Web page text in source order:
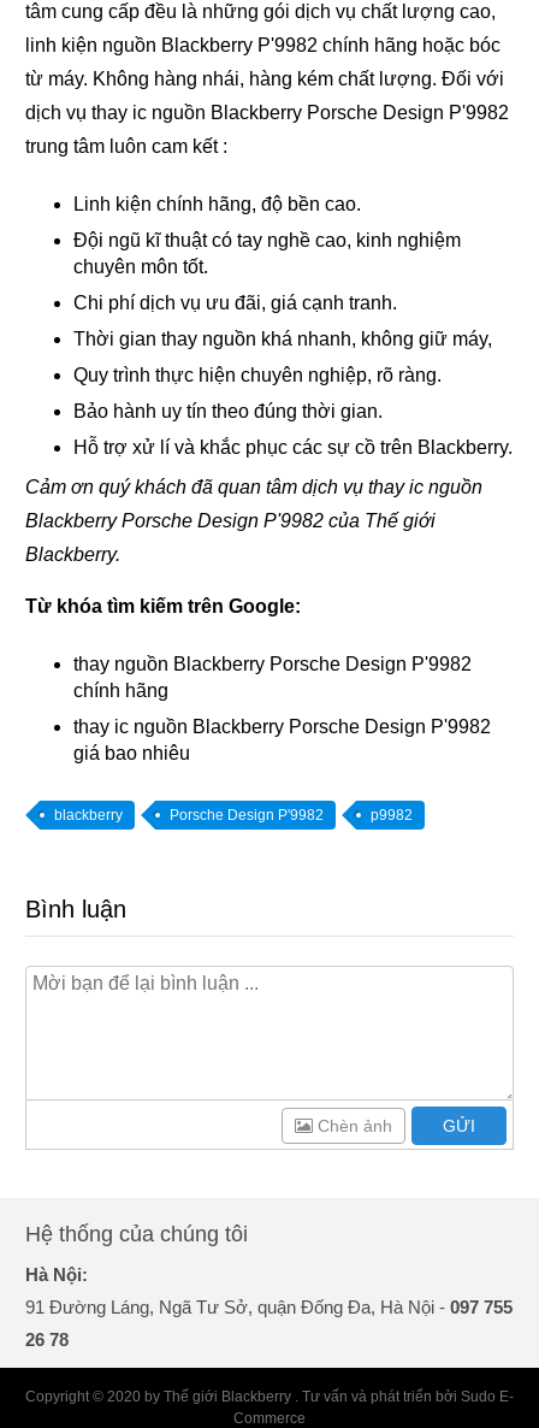
tâm cung cấp đều là những gói dịch vụ chất lượng cao,
linh kiện nguồn Blackberry P'9982 chính hãng hoặc bóc
từ máy. Không hàng nhái, hàng kém chất lượng. Đối với
dịch vụ thay ic nguồn Blackberry Porsche Design P'9982
trung tâm luôn cam kết :
Linh kiện chính hãng, độ bền cao.
Đội ngũ kĩ thuật có tay nghề cao, kinh nghiệm
chuyên môn tốt.
Chi phí dịch vụ ưu đãi, giá cạnh tranh.
Thời gian thay nguồn khá nhanh, không giữ máy,
Quy trình thực hiện chuyên nghiệp, rõ ràng.
Bảo hành uy tín theo đúng thời gian.
Hỗ trợ xử lí và khắc phục các sự cồ trên Blackberry.
Cảm ơn quý khách đã quan tâm dịch vụ thay ic nguồn
Blackberry Porsche Design P'9982 của Thế giới
Blackberry.
Từ khóa tìm kiếm trên Google:
thay nguồn Blackberry Porsche Design P'9982
chính hãng
thay ic nguồn Blackberry Porsche Design P'9982
giá bao nhiêu
blackberry Porsche Design P'9982 p9982
Bình luận
GỬI
Chèn ảnh
Hệ thống của chúng tôi
Hà Nội:
91 Đường Láng, Ngã Tư Sở, quận Đống Đa, Hà Nội -097 755
26 78
Copyright © 2020 by Thế giới Blackberry . Tư vấn và phát triển bởi Sudo E-
Commerce